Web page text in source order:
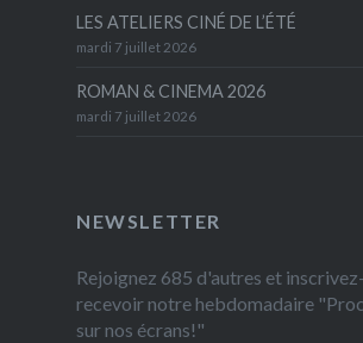
LES ATELIERS CINÉ DE L’ÉTÉ
mardi 7 juillet 2026
ROMAN & CINEMA 2026
mardi 7 juillet 2026
NEWSLETTER
Rejoignez 685 d'autres et
recevoir notre hebdomadaire
sur nos écrans!"